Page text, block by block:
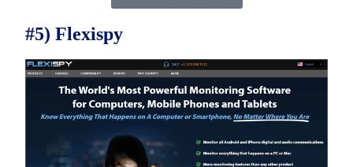
#5) Flexispy